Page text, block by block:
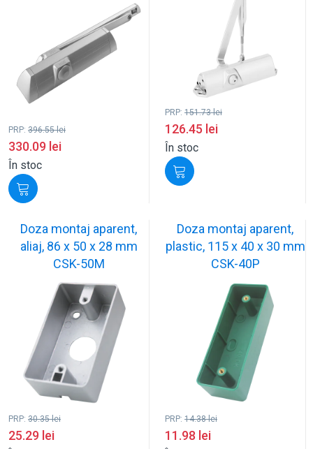
PRP: 396.55lei
330.09 lei
În stoc
PRP: 151.73lei
126.45 lei
În stoc
Doza montaj aparent,
aliaj, 86 x 50 x 28 mm
CSK-50M
PRP: 30.35lei
25.29 lei
Doza montaj aparent,
plastic, 115 x 40 x 30 mm
CSK-40P
PRP: 14.38lei
11.98 lei